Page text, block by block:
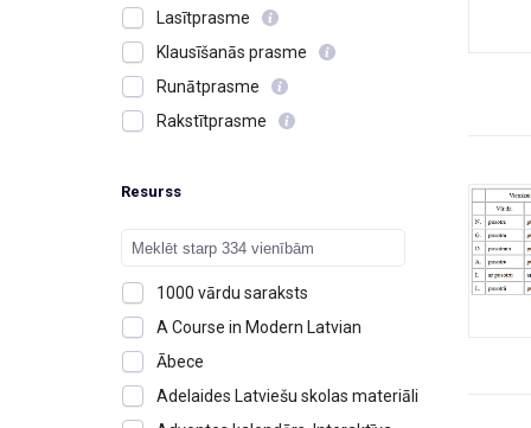
Jūtas, emocijas
Kafejnīcas un restorāni
Kalendārs, laiks, diena, mēnesis,
gads
Ķīmija
Lasītprasme
Klausīšanās prasme
Runātprasme
Rakstītprasme
Resurss
1000 vārdu saraksts
A Course in Modern Latvian
Ābece
Adelaides Latviešu skolas materiāli